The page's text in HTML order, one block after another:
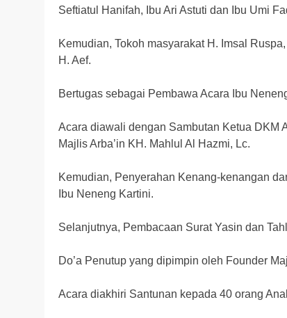
Seftiatul Hanifah, Ibu Ari Astuti dan Ibu Umi
Kemudian, Tokoh masyarakat H. Imsal
H. Aef.
Bertugas sebagai Pembawa Acara Ibu
Acara diawali dengan Sambutan Ketua DKM
Majlis Arba’in KH. Mahlul Al Hazmi, Lc.
Kemudian, Penyerahan Kenang-kenangan
Ibu Neneng Kartini.
Selanjutnya, Pembacaan Surat Yasin dan
Do’a Penutup yang dipimpin oleh Founder
Acara diakhiri Santunan kepada 40 orang